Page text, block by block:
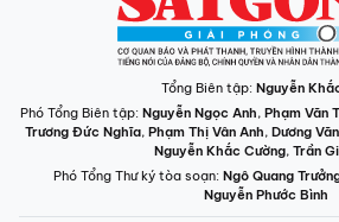
Tổng Biên tập: Nguyễn
Phó Tổng Biên tập: Nguyễn Ngọc Anh, Phạm Văn
Trương Đức Nghĩa, Phạm Thị Vân Anh, Dương
Nguyễn Khắc Cường, Trần
Phó Tổng Thư ký tòa soạn: Ngô Quang
Nguyễn Phước Bình